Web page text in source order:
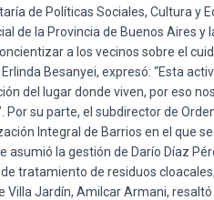
de Políticas Sociales, Cultura y
de la Provincia de Buenos Aires y
a los vecinos sobre el
Besanyei, expresó: “Esta
del lugar donde viven, por eso
Por su parte, el subdirector de
Integral de Barrios en el que
la gestión de Darío Díaz
tratamiento de residuos
Villa Jardín, Amilcar Armani,